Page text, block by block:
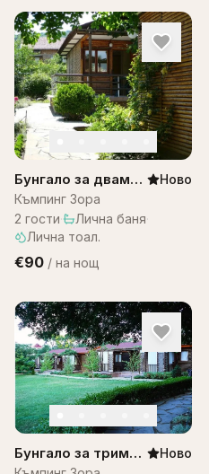
Бунгало за двама–
къмпинг ЗОРА
Ново
Къмпинг Зора
2 гости· Лична баня·
Лична тоал.
€90 / на нощ
Бунгало за трима
Ново